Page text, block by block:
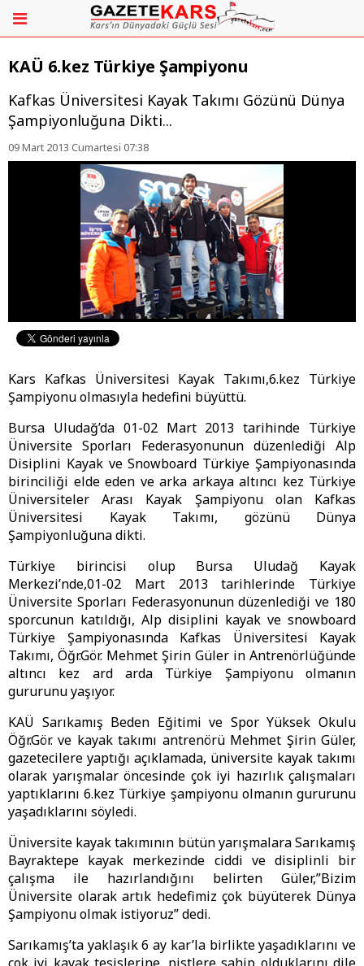
KAÜ 6.kez Türkiye Şampiyonu
Kafkas Üniversitesi Kayak Takımı Gözünü Dünya
Şampiyonluğuna Dikti...
09 Mart 2013 Cumartesi 07:38
Kars Kafkas Üniversitesi Kayak Takımı,6.kez Türkiye
Şampiyonu olmasıyla hedefini büyüttü.
Bursa Uludağ’da 01-02 Mart 2013 tarihinde Türkiye
Üniversite Sporları Federasyonunun düzenlediği Alp
Disiplini Kayak ve Snowboard Türkiye Şampiyonasında
birinciliği elde eden ve arka arkaya altıncı kez Türkiye
Üniversiteler Arası Kayak Şampiyonu olan Kafkas
Üniversitesi Kayak Takımı, gözünü Dünya
Şampiyonluğuna dikti.
Türkiye birincisi olup Bursa Uludağ Kayak
Merkezi’nde,01-02 Mart 2013 tarihlerinde Türkiye
Üniversite Sporları Federasyonunun düzenlediği ve 180
sporcunun katıldığı, Alp disiplini kayak ve snowboard
Türkiye Şampiyonasında Kafkas Üniversitesi Kayak
Takımı, Öğr.Gör. Mehmet Şirin Güler in Antrenörlüğünde
altıncı kez ard arda Türkiye Şampiyonu olmanın
gururunu yaşıyor.
KAÜ Sarıkamış Beden Eğitimi ve Spor Yüksek Okulu
Öğr.Gör. ve kayak takımı antrenörü Mehmet Şirin Güler,
gazetecilere yaptığı açıklamada, üniversite kayak takımı
olarak yarışmalar öncesinde çok iyi hazırlık çalışmaları
yaptıklarını 6.kez Türkiye şampiyonu olmanın gururunu
yaşadıklarını söyledi.
Üniversite kayak takımının bütün yarışmalara Sarıkamış
Bayraktepe kayak merkezinde ciddi ve disiplinli bir
çalışma ile hazırlandığını belirten Güler,”Bizim
Üniversite olarak artık hedefimiz çok büyüterek Dünya
Şampiyonu olmak istiyoruz” dedi.
Sarıkamış’ta yaklaşık 6 ay kar’la birlikte yaşadıklarını ve